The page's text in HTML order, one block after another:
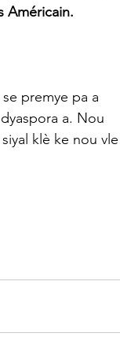
Américain.
premye pa a
a. Nou
klè ke nou vle